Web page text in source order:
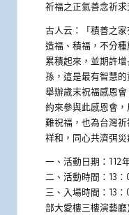
祈福之正氣善念祈求
古人云：「積善之
造福、積福，不分
累積起來，並期許
孫，這是最有智慧
舉辦歲末祝福感恩
約來參與此感恩會
難祝福，也為台灣
祥和，同心共濟弭災
一、活動日期：112
二、活動時間：13：
三、入場時間：13
部大愛樓三樓演藝